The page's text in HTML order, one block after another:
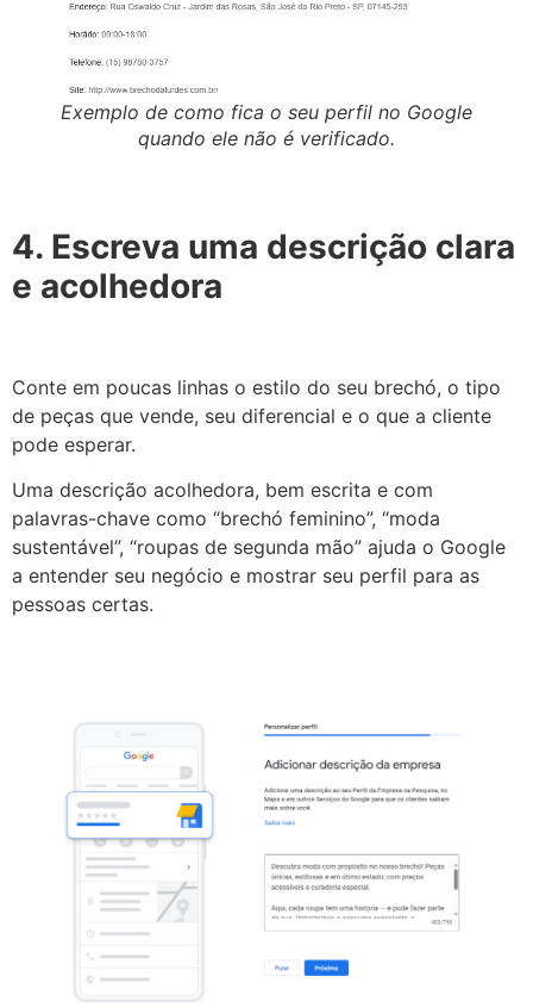
Exemplo de como fica o seu perfil no Google
quando ele não é verificado.
4. Escreva uma descrição clara
e acolhedora
Conte em poucas linhas o estilo do seu brechó, o tipo
de peças que vende, seu diferencial e o que a cliente
pode esperar.
Uma descrição acolhedora, bem escrita e com
palavras-chave como “brechó feminino”, “moda
sustentável”, “roupas de segunda mão” ajuda o Google
a entender seu negócio e mostrar seu perfil para as
pessoas certas.